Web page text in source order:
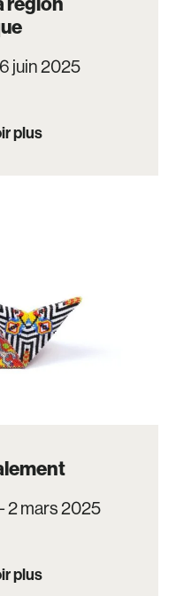
juin 2025
plus
2 mars 2025
plus